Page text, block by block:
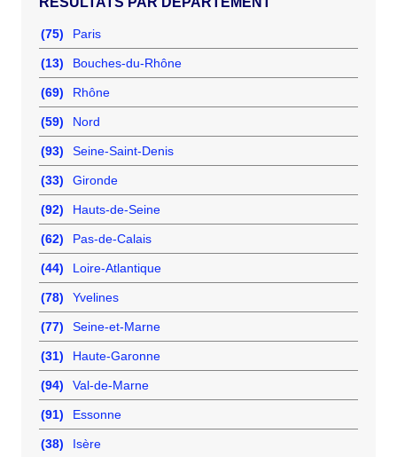
(75) Paris
(13) Bouches-du-Rhône
(69) Rhône
(59) Nord
(93) Seine-Saint-Denis
(33) Gironde
(92) Hauts-de-Seine
(62) Pas-de-Calais
(44) Loire-Atlantique
(78) Yvelines
(77) Seine-et-Marne
(31) Haute-Garonne
(94) Val-de-Marne
(91) Essonne
(38)
Isère